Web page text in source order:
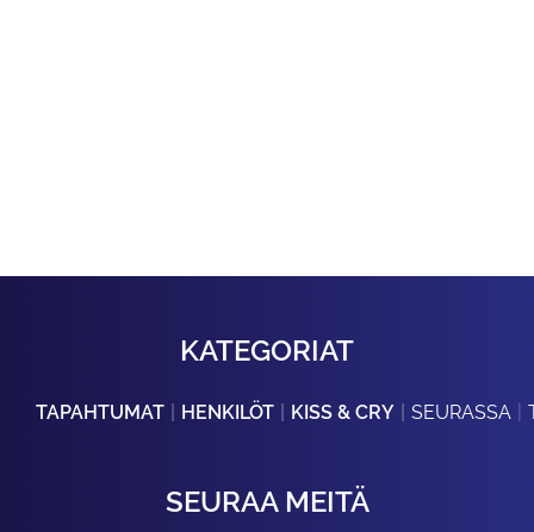
KATEGORIAT
TAPAHTUMAT HENKILÖT KISS & CRY SEURASSA
SEURAA MEITÄ